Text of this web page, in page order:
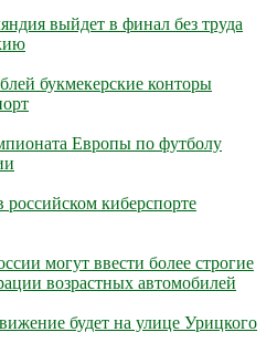
выйдет в финал без труда
букмекерские конторы
Европы по футболу
российском киберспорте
могут ввести более строгие
возрастных автомобилей
будет на улице Урицкого